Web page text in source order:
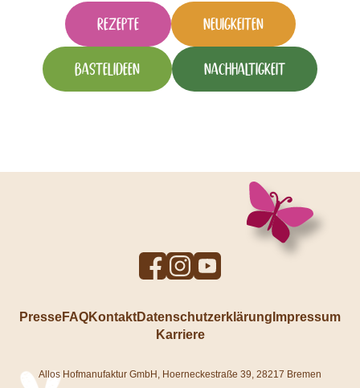
Rezepte Neuigkeiten
Bastelideen Nachhaltigkeit
To
Facebook
To
Instagram
To
YouTube
PresseFAQKontaktDatenschutzerklärung Impressum
Karriere
Allos Hofmanufaktur GmbH, Hoerneckestraße 39, 28217 Bremen